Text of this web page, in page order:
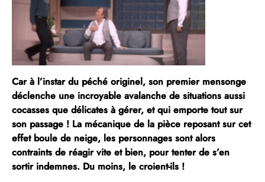
Car à l’instar du péché originel, son premier mensonge
déclenche une incroyable avalanche de situations aussi
cocasses que délicates à gérer, et qui emporte tout sur
son passage ! La mécanique de la pièce reposant surcet
effet boule de neige, les personnages sont alors
contraints de réagir vite et bien, pour tenter de s’en
sortir indemnes. Du moins, le croient-ils !